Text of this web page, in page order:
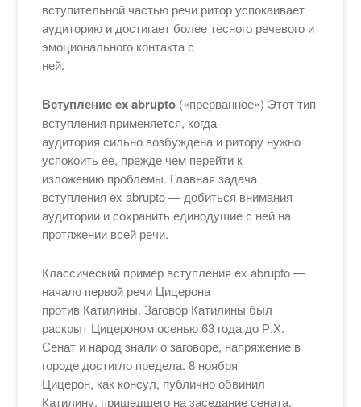
вступительной частью речи ритор успокаивает
аудиторию и достигает более тесного речевого и
эмоционального контакта с
ней.
Вступление ex abrupto («прерванное») Этот тип
вступления применяется, когда
аудитория сильно возбуждена и ритору нужно
успокоить ее, прежде чем перейти к
изложению проблемы. Главная задача
вступления ex abrupto — добиться внимания
аудитории и сохранить единодушие с ней на
протяжении всей речи.
Классический пример вступления ex abrupto —
начало первой речи Цицерона
против Катилины. Заговор Катилины был
раскрыт Цицероном осенью 63 года до Р.Х.
Сенат и народ знали о заговоре, напряжение в
городе достигло предела. 8 ноября
Цицерон, как консул, публично обвинил
Катилину, пришедшего на заседание сената,